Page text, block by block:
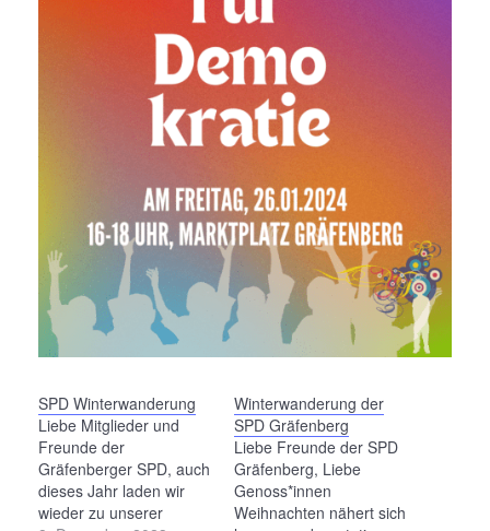
SPD Winterwanderung
Liebe Mitglieder und
Freunde der
Gräfenberger SPD, auch
dieses Jahr laden wir
wieder zu unserer
Winterwanderung der
SPD Gräfenberg
Liebe Freunde der SPD
Gräfenberg, Liebe
Genoss*innen
Weihnachten nähert sich